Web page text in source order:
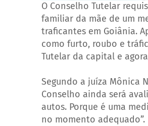
O Conselho Tutelar
familiar da mãe de um
traficantes em Goiânia.
como furto, roubo e
Tutelar da capital e
Segundo a juíza Mônica
Conselho ainda será
autos. Porque é uma
no momento adequado”.